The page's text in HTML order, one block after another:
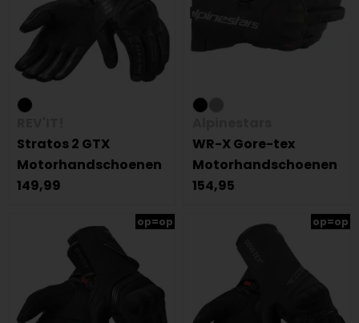
Stratos 2 GTX
Motorhandschoenen
149,99
WR-X Gore-tex
Motorhandschoenen
154,95
op=op op=op